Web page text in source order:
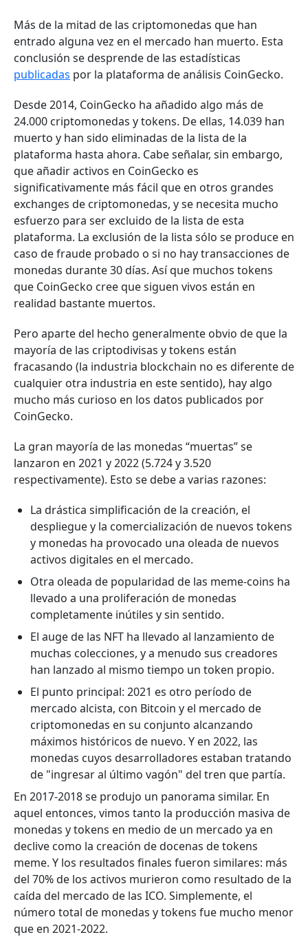
Más de la mitad de las criptomonedas que han
entrado alguna vez en el mercado han muerto. Esta
conclusión se desprende de las estadísticas
publicadas por la plataforma de análisis CoinGecko.
Desde 2014, CoinGecko ha añadido algo más de
24.000 criptomonedas y tokens. De ellas, 14.039 han
muerto y han sido eliminadas de la lista de la
plataforma hasta ahora. Cabe señalar, sin embargo,
que añadir activos en CoinGecko es
significativamente más fácil que en otros grandes
exchanges de criptomonedas, y se necesita mucho
esfuerzo para ser excluido de la lista de esta
plataforma. La exclusión de la lista sólo se produce en
caso de fraude probado o si no hay transacciones de
monedas durante 30 días. Así que muchos tokens
que CoinGecko cree que siguen vivos están en
realidad bastante muertos.
Pero aparte del hecho generalmente obvio de que la
mayoría de las criptodivisas y tokens están
fracasando (la industria blockchain no es diferente de
cualquier otra industria en este sentido), hay algo
mucho más curioso en los datos publicados por
CoinGecko.
La gran mayoría de las monedas “muertas” se
lanzaron en 2021 y 2022 (5.724 y 3.520
respectivamente). Esto se debe a varias razones:
La drástica simplificación de la creación, el
despliegue y la comercialización de nuevos tokens
y monedas ha provocado una oleada de nuevos
activos digitales en el mercado.
Otra oleada de popularidad de las meme-coins ha
llevado a una proliferación de monedas
completamente inútiles y sin sentido.
El auge de las NFT ha llevado al lanzamiento de
muchas colecciones, y a menudo sus creadores
han lanzado al mismo tiempo un token propio.
El punto principal: 2021 es otro período de
mercado alcista, con Bitcoin y el mercado de
criptomonedas en su conjunto alcanzando
máximos históricos de nuevo. Y en 2022, las
monedas cuyos desarrolladores estaban tratando
de "ingresar al último vagón" del tren que partía.
En 2017-2018 se produjo un panorama similar. En
aquel entonces, vimos tanto la producción masiva de
monedas y tokens en medio de un mercado ya en
declive como la creación de docenas de tokens
meme. Y los resultados finales fueron similares: más
del 70% de los activos murieron como resultado de la
caída del mercado de las ICO. Simplemente, el
número total de monedas y tokens fue mucho menor
que en 2021-2022.